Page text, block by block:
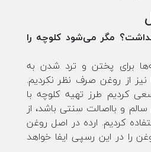
مگر می‌شود کلوچه را
برای پختن و ترد شدن به
نیز از روغن صرف نظر نکردیم.
کردیم طرز تهیه کلوچه با
و بااصالت سنتی باشد، از
کردیم. ارده در اصل روغن
در این رسپی ایفا خواهد